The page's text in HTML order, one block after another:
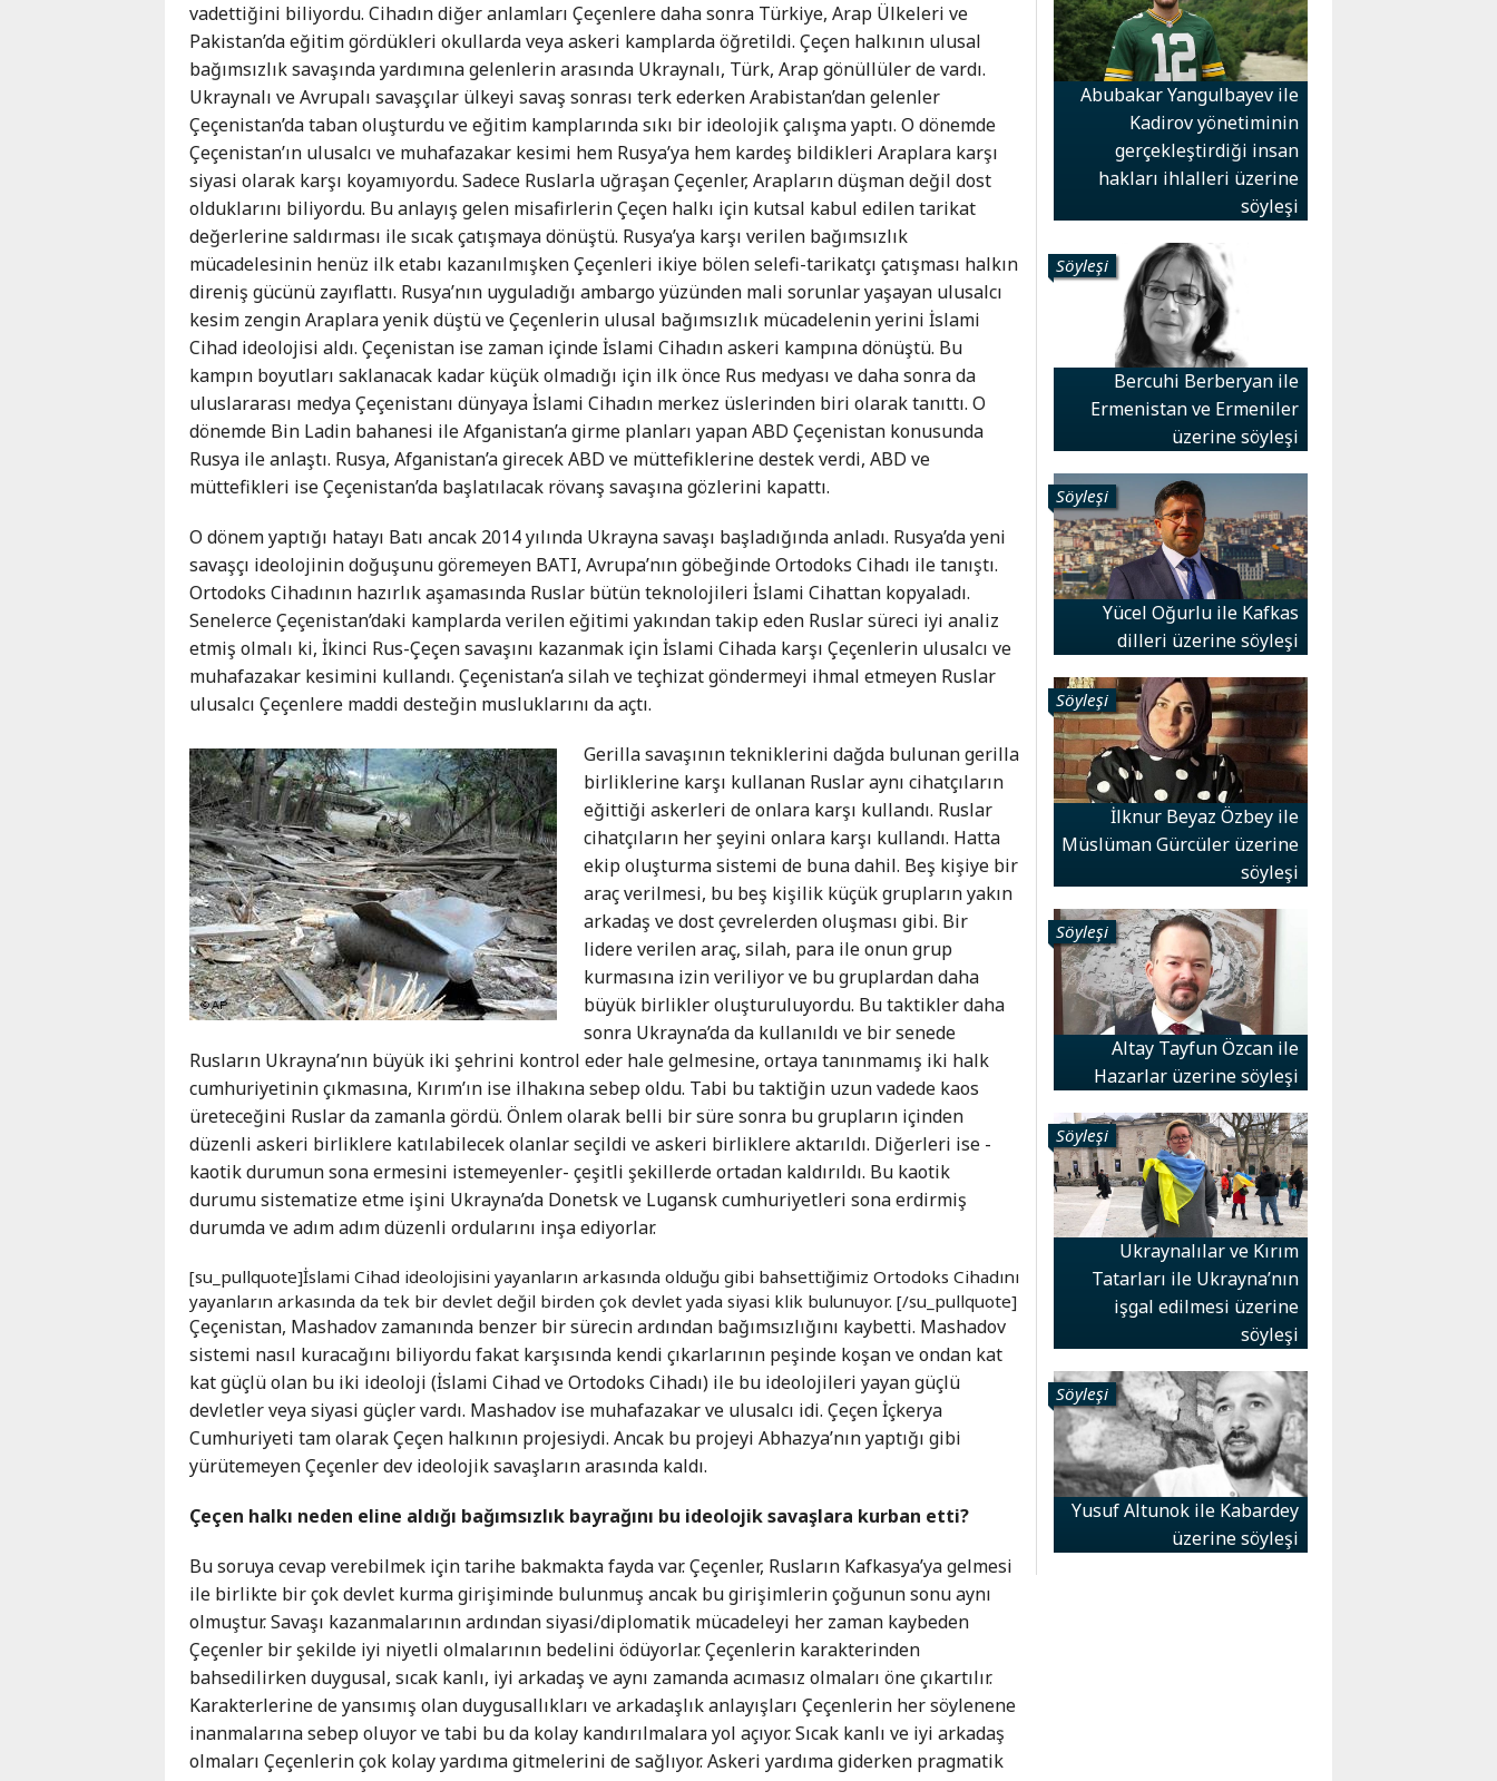
vadettiğini biliyordu. Cihadın diğer anlamları Çeçenlere daha sonra Türkiye, Arap Ülkeleri ve
Pakistan’da eğitim gördükleri okullarda veya askeri kamplarda öğretildi. Çeçen halkının ulusal
bağımsızlık savaşında yardımına gelenlerin arasında Ukraynalı, Türk, Arap gönüllüler de vardı.
Ukraynalı ve Avrupalı savaşçılar ülkeyi savaş sonrası terk ederken Arabistan’dan gelenler
Çeçenistan’da taban oluşturdu ve eğitim kamplarında sıkı bir ideolojik çalışma yaptı. O dönemde
Çeçenistan’ın ulusalcı ve muhafazakar kesimi hem Rusya’ya hem kardeş bildikleri Araplara karşı
siyasi olarak karşı koyamıyordu. Sadece Ruslarla uğraşan Çeçenler, Arapların düşman değil dost
olduklarını biliyordu. Bu anlayış gelen misafirlerin Çeçen halkı için kutsal kabul edilen tarikat
değerlerine saldırması ile sıcak çatışmaya dönüştü. Rusya’ya karşı verilen bağımsızlık
mücadelesinin henüz ilk etabı kazanılmışken Çeçenleri ikiye bölen selefi-tarikatçı çatışması halkın
direniş gücünü zayıflattı. Rusya’nın uyguladığı ambargo yüzünden mali sorunlar yaşayan ulusalcı
kesim zengin Araplara yenik düştü ve Çeçenlerin ulusal bağımsızlık mücadelenin yerini İslami
Cihad ideolojisi aldı. Çeçenistan ise zaman içinde İslami Cihadın askeri kampına dönüştü. Bu
kampın boyutları saklanacak kadar küçük olmadığı için ilk önce Rus medyası ve daha sonra da
uluslararası medya Çeçenistanı dünyaya İslami Cihadın merkez üslerinden biri olarak tanıttı. O
dönemde Bin Ladin bahanesi ile Afganistan’a girme planları yapan ABD Çeçenistan konusunda
Rusya ile anlaştı. Rusya, Afganistan’a girecek ABD ve müttefiklerine destek verdi, ABD ve
müttefikleri ise Çeçenistan’da başlatılacak rövanş savaşına gözlerini kapattı.
O dönem yaptığı hatayı Batı ancak 2014 yılında Ukrayna savaşı başladığında anladı. Rusya’da yeni
savaşçı ideolojinin doğuşunu göremeyen BATI, Avrupa’nın göbeğinde Ortodoks Cihadı ile tanıştı.
Ortodoks Cihadının hazırlık aşamasında Ruslar bütün teknolojileri İslami Cihattan kopyaladı.
Senelerce Çeçenistan’daki kamplarda verilen eğitimi yakından takip eden Ruslar süreci iyi analiz
etmiş olmalı ki, İkinci Rus-Çeçen savaşını kazanmak için İslami Cihada karşı Çeçenlerin ulusalcı ve
muhafazakar kesimini kullandı. Çeçenistan’a silah ve teçhizat göndermeyi ihmal etmeyen Ruslar
ulusalcı Çeçenlere maddi desteğin musluklarını da açtı.
Gerilla savaşının tekniklerini dağda bulunan gerilla
birliklerine karşı kullanan Ruslar aynı cihatçıların
eğittiği askerleri de onlara karşı kullandı. Ruslar
cihatçıların her şeyini onlara karşı kullandı. Hatta
ekip oluşturma sistemi de buna dahil. Beş kişiye bir
araç verilmesi, bu beş kişilik küçük grupların yakın
arkadaş ve dost çevrelerden oluşması gibi. Bir
lidere verilen araç, silah, para ile onun grup
kurmasına izin veriliyor ve bu gruplardan daha
büyük birlikler oluşturuluyordu. Bu taktikler daha
sonra Ukrayna’da da kullanıldı ve bir senede
Rusların Ukrayna’nın büyük iki şehrini kontrol eder hale gelmesine, ortaya tanınmamış iki halk
cumhuriyetinin çıkmasına, Kırım’ın ise ilhakına sebep oldu. Tabi bu taktiğin uzun vadede kaos
üreteceğini Ruslar da zamanla gördü. Önlem olarak belli bir süre sonra bu grupların içinden
düzenli askeri birliklere katılabilecek olanlar seçildi ve askeri birliklere aktarıldı. Diğerleri ise -
kaotik durumun sona ermesini istemeyenler- çeşitli şekillerde ortadan kaldırıldı. Bu kaotik
durumu sistematize etme işini Ukrayna’da Donetsk ve Lugansk cumhuriyetleri sona erdirmiş
durumda ve adım adım düzenli ordularını inşa ediyorlar.
[su_pullquote]İslami Cihad ideolojisini yayanların arkasında olduğu gibi bahsettiğimiz Ortodoks Cihadını
yayanların arkasında da tek bir devlet değil birden çok devlet yada siyasi klik bulunuyor. [/su_pullquote]
Çeçenistan, Mashadov zamanında benzer bir sürecin ardından bağımsızlığını kaybetti. Mashadov
sistemi nasıl kuracağını biliyordu fakat karşısında kendi çıkarlarının peşinde koşan ve ondan kat
kat güçlü olan bu iki ideoloji (İslami Cihad ve Ortodoks Cihadı) ile bu ideolojileri yayan güçlü
devletler veya siyasi güçler vardı. Mashadov ise muhafazakar ve ulusalcı idi. Çeçen İçkerya
Cumhuriyeti tam olarak Çeçen halkının projesiydi. Ancak bu projeyi Abhazya’nın yaptığı gibi
yürütemeyen Çeçenler dev ideolojik savaşların arasında kaldı.
Çeçen halkı neden eline aldığı bağımsızlık bayrağını bu ideolojik savaşlara kurban etti?
Bu soruya cevap verebilmek için tarihe bakmakta fayda var. Çeçenler, Rusların Kafkasya’ya gelmesi
ile birlikte bir çok devlet kurma girişiminde bulunmuş ancak bu girişimlerin çoğunun sonu aynı
olmuştur. Savaşı kazanmalarının ardından siyasi/diplomatik mücadeleyi her zaman kaybeden
Çeçenler bir şekilde iyi niyetli olmalarının bedelini ödüyorlar. Çeçenlerin karakterinden
bahsedilirken duygusal, sıcak kanlı, iyi arkadaş ve aynı zamanda acımasız olmaları öne çıkartılır.
Karakterlerine de yansımış olan duygusallıkları ve arkadaşlık anlayışları Çeçenlerin her söylenene
inanmalarına sebep oluyor ve tabi bu da kolay kandırılmalara yol açıyor. Sıcak kanlı ve iyi arkadaş
olmaları Çeçenlerin çok kolay yardıma gitmelerini de sağlıyor. Askeri yardıma giderken pragmatik
Abubakar Yangulbayev ile
Kadirov yönetiminin
gerçekleştirdiği insan
hakları ihlalleri üzerine
söyleşi
Söyleşi
Bercuhi Berberyan ile
Ermenistan ve Ermeniler
üzerine söyleşi
Söyleşi
Yücel Oğurlu ile Kafkas
dilleri üzerine söyleşi
Söyleşi
İlknur Beyaz Özbey ile
Müslüman Gürcüler üzerine
söyleşi
Söyleşi
Altay Tayfun Özcan ile
Hazarlar üzerine söyleşi
Söyleşi
Ukraynalılar ve Kırım
Tatarları ile Ukrayna’nın
işgal edilmesi üzerine
söyleşi
Söyleşi
Yusuf Altunok ile Kabardey
üzerine söyleşi